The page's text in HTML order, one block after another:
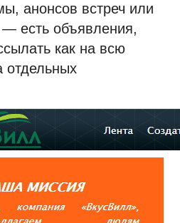
анонсов встреч или
— есть объявления,
как на всю
отдельных